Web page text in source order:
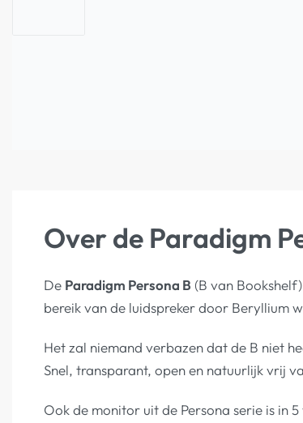
Over de Paradigm
De Paradigm Persona B (B van
bereik van de luidspreker door Beryllium
Het zal niemand verbazen dat de B niet
Snel, transparant, open en natuurlijk vrij
Ook de monitor uit de Persona serie is in